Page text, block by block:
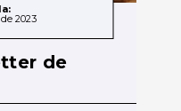
2023
de